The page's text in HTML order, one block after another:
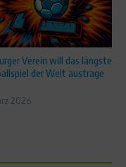
Verein will das längste
der Welt austrage
2026